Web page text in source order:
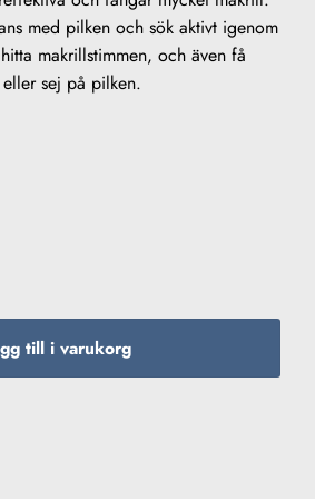
med pilken och sök aktivt igenom
makrillstimmen, och även få
sej på pilken.
till i varukorg